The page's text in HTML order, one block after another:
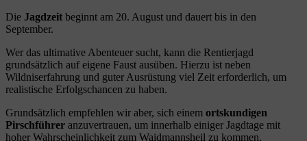
Die Jagdzeit beginnt am 20. August und dauert bis in den
September.
Wer das ultimative Abenteuer sucht, kann die Rentierjagd
grundsätzlich auf eigene Faust ausüben. Hierzu ist neben
Wildniserfahrung und guter Ausrüstung viel Zeit erforderlich, um
realistische Erfolgschancen zu haben.
Grundsätzlich empfehlen wir aber, sich einem ortskundigen
Pirschführer anzuvertrauen, um innerhalb einiger Jagdtage mit
hoher Wahrscheinlichkeit zum Waidmannsheil zu kommen.